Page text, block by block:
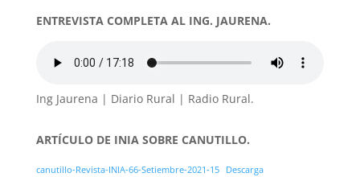
ENTREVISTA COMPLETA AL ING. JAURENA.
Ing Jaurena | Diario Rural | Radio Rural.
ARTÍCULO DE INIA SOBRE CANUTILLO.
canutillo-Revista-INIA-66-Setiembre-2021-15 Descarga